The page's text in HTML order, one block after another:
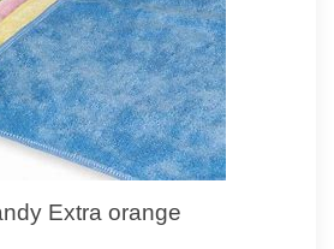
Extra orange